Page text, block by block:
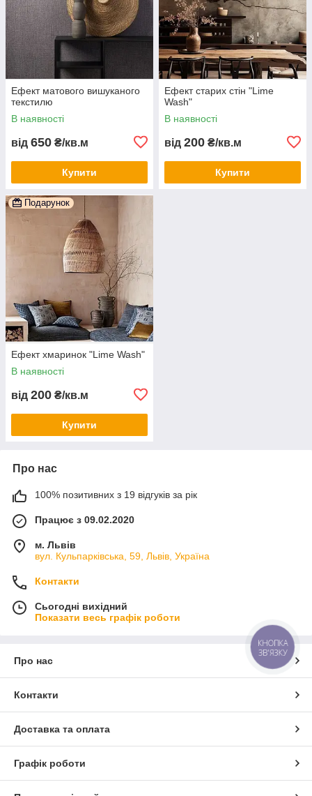
Ефект матового вишуканого
текстилю
В наявності
від 650 ₴/кв.м
Купити
Ефект старих стін "Lime
Wash"
В наявності
від 200 ₴/кв.м
Купити
Подарунок
Ефект хмаринок "Lime Wash"
В наявності
від 200 ₴/кв.м
Купити
Про нас
100% позитивних з 19 відгуків за рік
Працює з 09.02.2020
м. Львів
вул. Кульпарківська, 59, Львів, Україна
Контакти
Сьогодні вихідний
Показати весь графік роботи
Про нас
Контакти
Доставка та оплата
Графік роботи
КНОПКА
ЗВ'ЯЗКУ